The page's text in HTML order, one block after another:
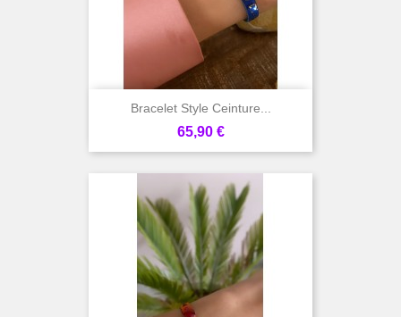
Bracelet Style Ceinture...
Prix
65,90 €